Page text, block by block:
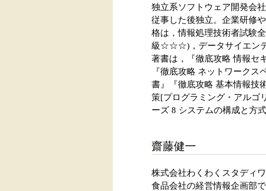
独立系ソフトウェア開発会
従事した後独立。企業研修
格は，情報処理技術者試験
級☆☆☆)，データサイエンテ
著書は，『徹底攻略 情報セ
『徹底攻略 ネットワーク
書』『徹底攻略 基本情報技
策[プログラミング・アルゴ
ーズ 8 システムの構成と方
齋藤健一
株式会社わくわくスタディ
食品会社の経営情報企画部